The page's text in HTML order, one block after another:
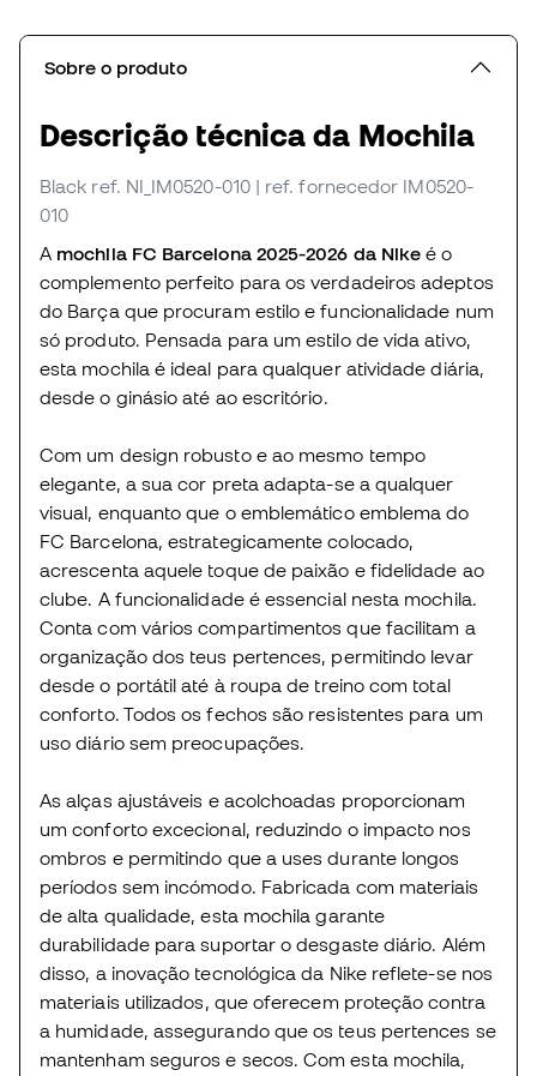
Sobre o produto
Descrição técnica da Mochila
Black ref. NI_IM0520-010 | ref. fornecedor IM0520-
010
A mochila FC Barcelona 2025-2026 da Nike é o
complemento perfeito para os verdadeiros adeptos
do Barça que procuram estilo e funcionalidade num
só produto. Pensada para um estilo de vida ativo,
esta mochila é ideal para qualquer atividade diária,
desde o ginásio até ao escritório.
Com um design robusto e ao mesmo tempo
elegante, a sua cor preta adapta-se a qualquer
visual, enquanto que o emblemático emblema do
FC Barcelona, estrategicamente colocado,
acrescenta aquele toque de paixão e fidelidade ao
clube. A funcionalidade é essencial nesta mochila.
Conta com vários compartimentos que facilitam a
organização dos teus pertences, permitindo levar
desde o portátil até à roupa de treino com total
conforto. Todos os fechos são resistentes para um
uso diário sem preocupações.
As alças ajustáveis e acolchoadas proporcionam
um conforto excecional, reduzindo o impacto nos
ombros e permitindo que a uses durante longos
períodos sem incómodo. Fabricada com materiais
de alta qualidade, esta mochila garante
durabilidade para suportar o desgaste diário. Além
disso, a inovação tecnológica da Nike reflete-se nos
materiais utilizados, que oferecem proteção contra
a humidade, assegurando que os teus pertences se
mantenham seguros e secos. Com esta mochila,